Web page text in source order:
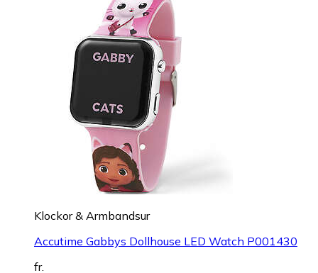
Klockor & Armbandsur
Accutime Gabbys Dollhouse LED Watch P001430
fr.